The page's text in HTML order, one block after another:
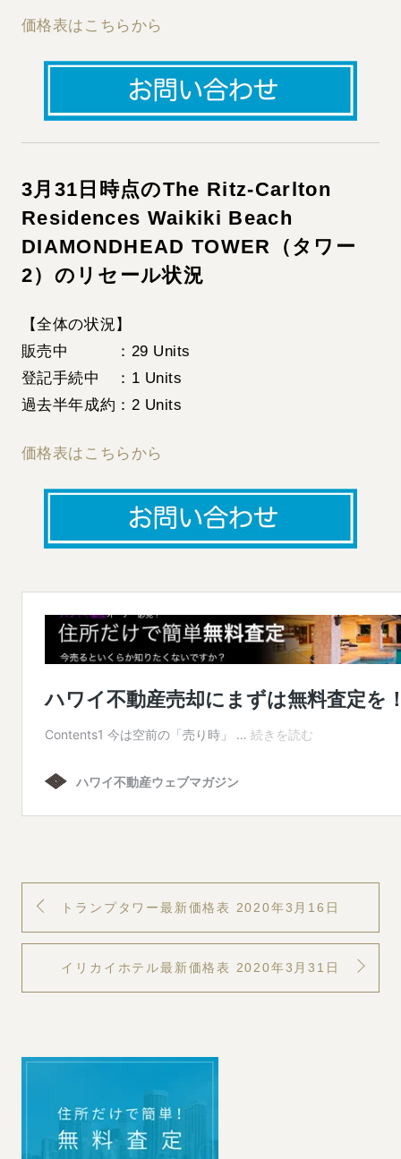
価格表はこちらから
3月31日時点のThe Ritz-Carlton
Residences Waikiki Beach
DIAMONDHEAD TOWER（タワー
2）のリセール状況
【全体の状況】
販売中 ：29 Units
登記手続中 ：1 Units
過去半年成約：2 Units
価格表はこちらから
トランプタワー最新価格表 2020年3月16日
イリカイホテル最新価格表 2020年3月31日